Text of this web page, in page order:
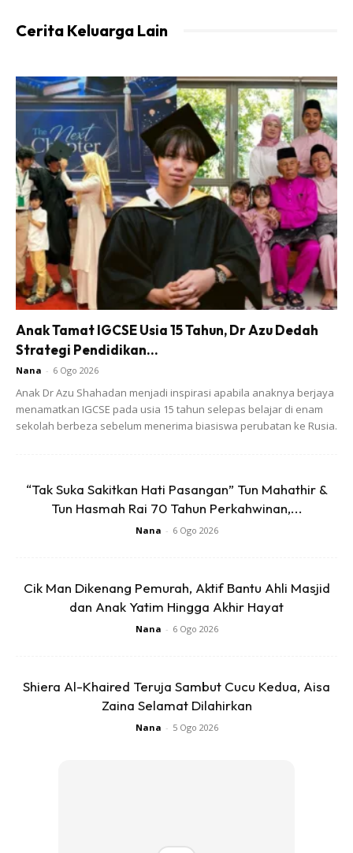
Ikan selayang, ada orang panggil ikan sardin. Cuci bersih,
potong kepala, ekor dan sirip dia.
Cerita Keluarga Lain
Anak Tamat IGCSE Usia 15 Tahun, Dr Azu Dedah
Strategi Pendidikan...
Nana - 6 Ogo 2026
Anak Dr Azu Shahadan menjadi inspirasi apabila anaknya berjaya
menamatkan IGCSE pada usia 15 tahun selepas belajar di enam
sekolah berbeza sebelum menerima biasiswa perubatan ke Rusia.
“Tak Suka Sakitkan Hati Pasangan” Tun Mahathir &
Tun Hasmah Rai 70 Tahun Perkahwinan,...
Nana - 6 Ogo 2026
Cik Man Dikenang Pemurah, Aktif Bantu Ahli Masjid
dan Anak Yatim Hingga Akhir Hayat
Nana - 6 Ogo 2026
Shiera Al-Khaired Teruja Sambut Cucu Kedua, Aisa
Zaina Selamat Dilahirkan
Nana - 5 Ogo 2026